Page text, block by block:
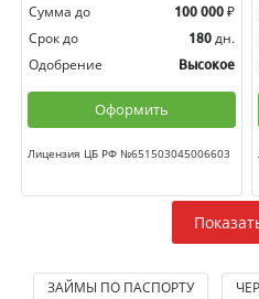
Сумма до 100 000 ₽
Срок до
180 дн.
Одобрение
Высокое
Оформить
Лицензия ЦБ РФ №651503045006603
ЗАЙМЫ ПО ПАСПОРТУ